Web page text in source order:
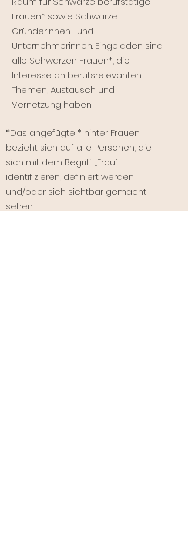
Frauen* sowie Schwarze
Gründerinnen- und
Unternehmerinnen. Eingeladen sind
alle Schwarzen Frauen*, die
Interesse an berufsrelevanten
Themen, Austausch und
Vernetzung haben.
*Das angefügte * hinter Frauen
bezieht sich auf alle Personen, die
sich mit dem Begriff „Frau“
identifizieren, definiert werden
und/oder sich sichtbar gemacht
sehen.